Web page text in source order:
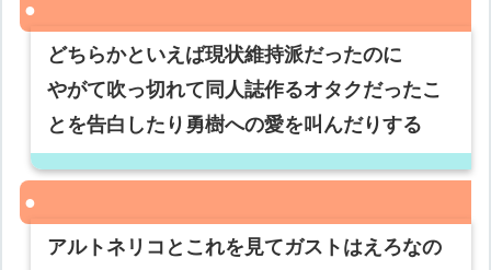
どちらかといえば現状維持派だったのに
やがて吹っ切れて同人誌作るオタクだったこ
とを告白したり勇樹への愛を叫んだりする
アルトネリコとこれを見てガストはえろなの